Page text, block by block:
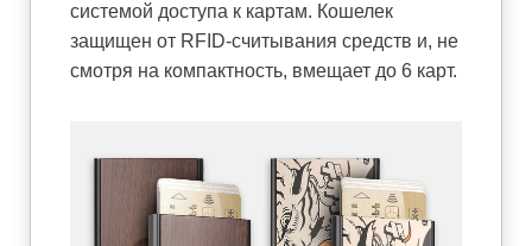
системой доступа к картам. Кошелек
защищен от RFID-считывания средств и, не
смотря на компактность, вмещает до 6 карт.